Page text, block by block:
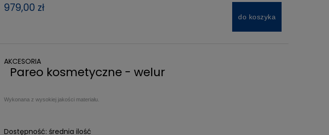
979,00 zł
do koszyka
AKCESORIA
Pareo kosmetyczne - welur
Wykonana z wysokiej jakości materiału.
Dostępność: średnia ilość